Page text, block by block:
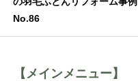
No.112
【メインメニュー】